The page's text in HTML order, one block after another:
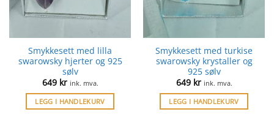
Smykkesett med lilla
swarowsky hjerter og 925
sølv
649 kr ink. mva.
LEGG I HANDLEKURV
Smykkesett med turkise
swarowsky krystaller og
925 sølv
649 kr ink. mva.
LEGG I HANDLEKURV